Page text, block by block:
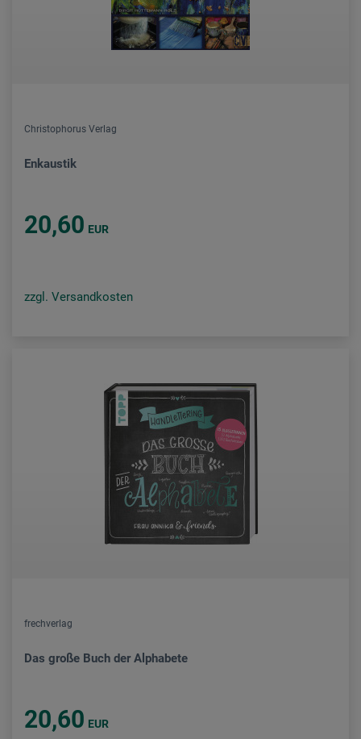
Christophorus Verlag
Enkaustik
20,60 EUR
zzgl. Versandkosten
frechverlag
Das große Buch der Alphabete
20,60 EUR